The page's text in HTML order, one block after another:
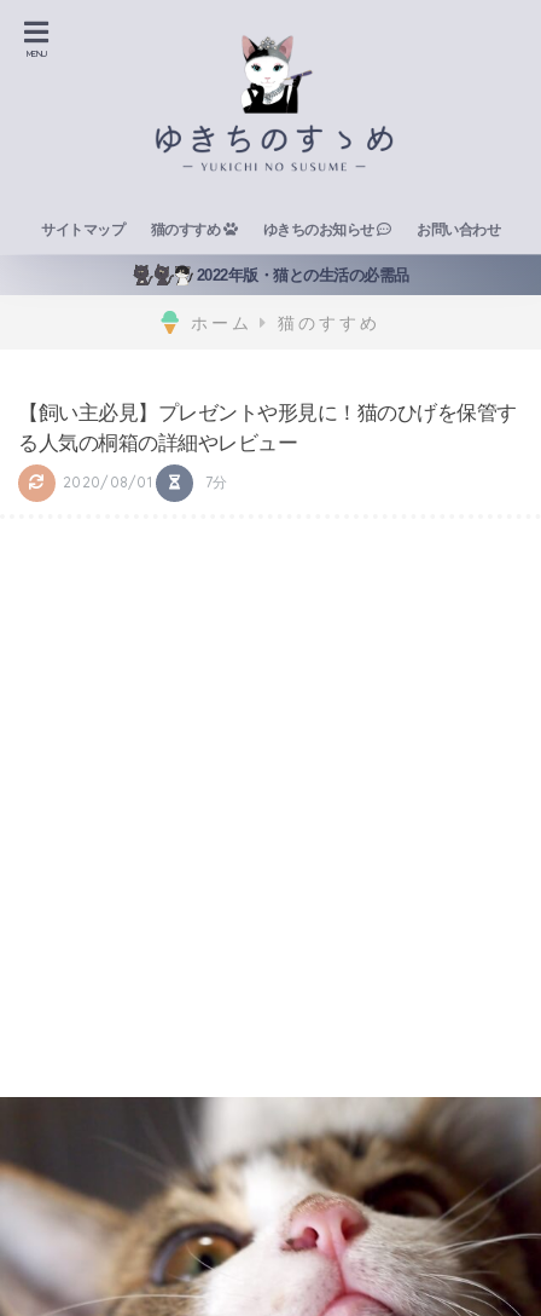
サイトマップ 猫のすすめ ゆきちのお知らせ お問い合わせ
2022年版・猫との生活の必需品
ホーム 猫のすすめ
【飼い主必見】プレゼントや形見に！猫のひげを保管す
る人気の桐箱の詳細やレビュー
2020/08/01 7分